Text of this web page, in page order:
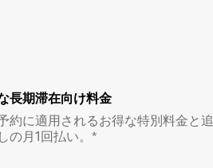
長期滞在向け料金
約に適用されるお得な特別料金と追
の月1回払い。*